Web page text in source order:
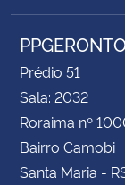
Prédio 51
Sala: 2032
Roraima nº
Bairro Camobi
Santa Maria -